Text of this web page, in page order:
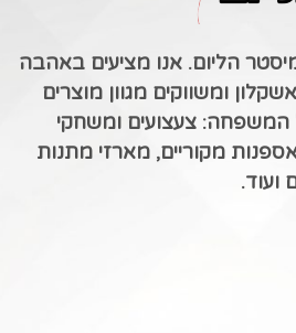
הליום. אנו מציעים באהבה
ומשווקים מגוון מוצרים
צעצועים ומשחקי
מקוריים, מארזי מתנות
ועוד.